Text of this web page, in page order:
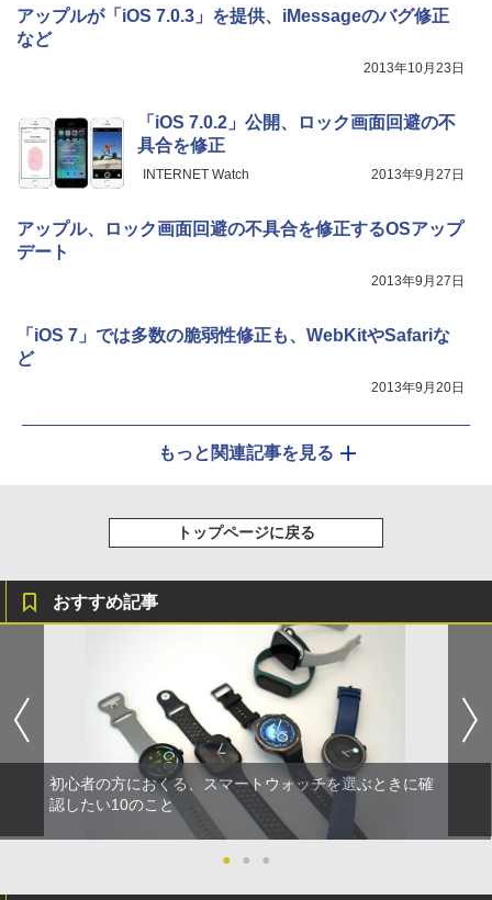
アップルが「iOS 7.0.3」を提供、iMessageのバグ修正
など
2013年10月23日
「iOS 7.0.2」公開、ロック画面回避の不
具合を修正
INTERNET Watch 2013年9月27日
アップル、ロック画面回避の不具合を修正するOSアップ
デート
2013年9月27日
「iOS 7」では多数の脆弱性修正も、WebKitやSafariな
ど
2013年9月20日
もっと関連記事を見る
トップページに戻る
おすすめ記事
初心者の方におくる、スマートウォッチを選ぶときに確
認したい10のこと
● ● ●